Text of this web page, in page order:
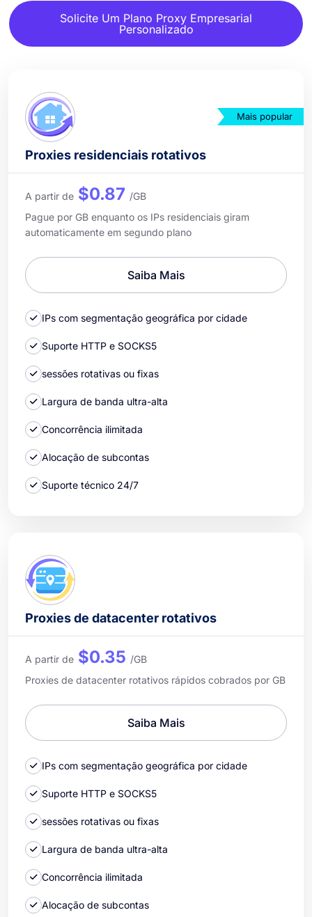
Solicite Um Plano Proxy Empresarial
Personalizado
Mais popular
Proxies residenciais rotativos
A partir de $0.87 /GB
Pague por GB enquanto os IPs residenciais giram
automaticamente em segundo plano
Saiba Mais
IPs com segmentação geográfica por cidade
Suporte HTTP e SOCKS5
sessões rotativas ou fixas
Largura de banda ultra-alta
Concorrência ilimitada
Alocação de subcontas
Suporte técnico 24/7
Proxies de datacenter rotativos
A partir de $0.35 /GB
Proxies de datacenter rotativos rápidos cobrados por GB
Saiba Mais
IPs com segmentação geográfica por cidade
Suporte HTTP e SOCKS5
sessões rotativas ou fixas
Largura de banda ultra-alta
Concorrência ilimitada
Alocação de subcontas